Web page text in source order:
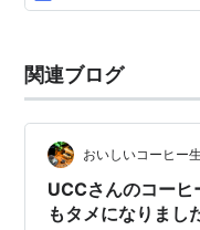
関連ブログ
おいしいコーヒー
UCCさんのコーヒ
もタメになりまし